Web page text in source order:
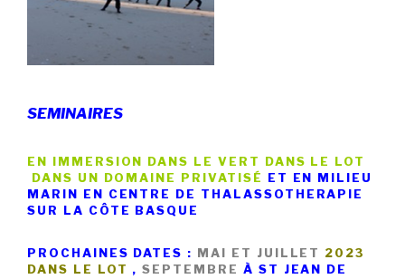
SEMINAIRES
EN IMMERSION DANS LE VERT DANS LE LOT
DANS UN DOMAINE PRIVATISÉ ET EN MILIEU
MARIN EN CENTRE DE THALASSOTHERAPIE
SUR LA CÔTE BASQUE
PROCHAINES DATES : MAI ET JUILLET 2023
DANS LE LOT ,SEPTEMBRE À ST JEAN DE